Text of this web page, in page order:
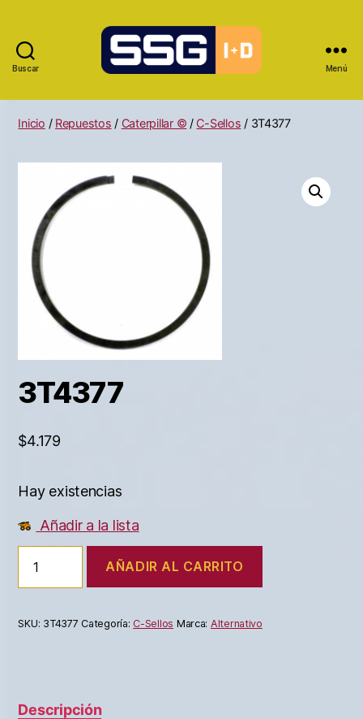
Buscar Menú
Inicio / Repuestos / Caterpillar © / C-Sellos / 3T4377
3T4377
$4.179
Hay existencias
Añadir a la lista
AÑADIR AL CARRITO
SKU: 3T4377 Categoría: C-Sellos Marca: Alternativo
Descripción